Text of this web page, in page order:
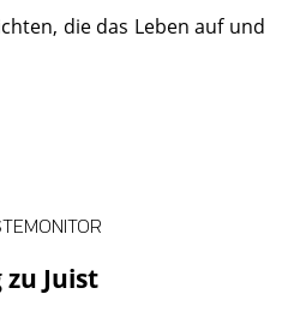
die das Leben auf und
Juist